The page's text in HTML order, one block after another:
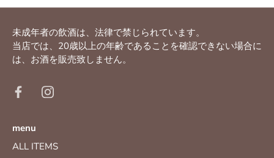
未成年者の飲酒は、法律で禁じられています。
当店では、20歳以上の年齢であることを確認できない場合に
は、お酒を販売致しません。
menu
ALL ITEMS